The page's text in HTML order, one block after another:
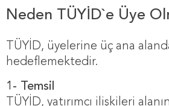
Neden TÜYİD`e Üye
TÜYİD, üyelerine üç ana
hedeflemektedir.
1- Temsil
TÜYİD, yatırımcı ilişkileri